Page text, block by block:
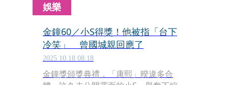
娛樂
金鐘60／小S得獎！他被指「台下
冷笑」 曾國城親回應了
2025.10.18 08:18
金鐘獎頒獎典禮，「康熙」暌違多合